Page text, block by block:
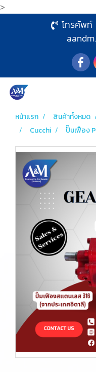
>
โทรศัพท์
หน้าแรก สินค้าทั้งหมด
Cucchi
ปั๊มเฟือง